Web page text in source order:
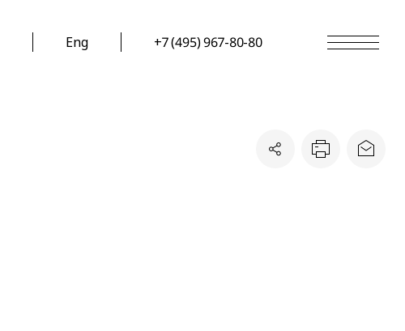
Eng +7 (495) 967-80-80